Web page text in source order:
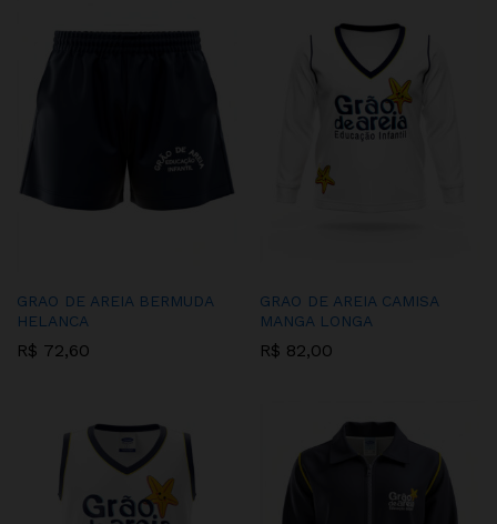
GRAO DE AREIA BERMUDA
HELANCA
R$ 72,60
GRAO DE AREIA CAMISA
MANGA LONGA
R$ 82,00